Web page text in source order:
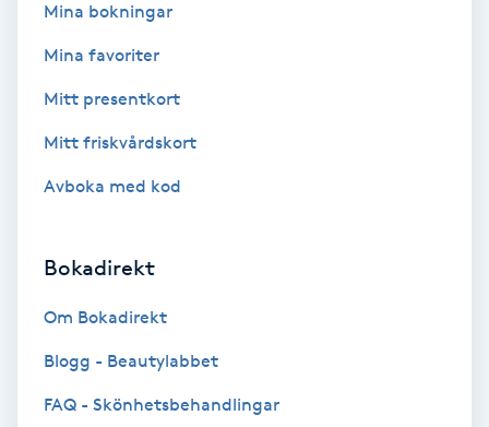
Fransk manikyr
Fransrengöring
Frisör
Funktionsanalys
Mina bokningar
Mina favoriter
Mitt presentkort
Mitt friskvårdskort
Avboka med kod
Bokadirekt
Om Bokadirekt
Blogg - Beautylabbet
FAQ - Skönhetsbehandlingar